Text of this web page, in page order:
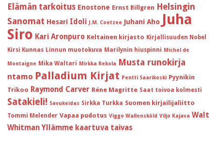
Elämän tarkoitus Enostone Ernst Billgren Helsingin
Sanomat Hesari Idoli J.M. Coetzee Juhani Aho Juha
Siro Kari Aronpuro Keltainen kirjasto Kirjallisuuden Nobel
Kirsi Kunnas Linnun muotokuva Marilynin hiuspinni Michel de
Montaigne Mika Waltari Mirkka Rekola Musta runokirja
ntamo Palladium Kirjat Pentti Saarikoski Pyynikin
Trikoo Raymond Carver Réne Magritte Saat toivoa kolmesti
Satakieli! Savukeidas Sirkka Turkka Suomen kirjailijaliitto
Tommi Melender Vapaa pudotus Viggo Wallensköld Viljo Kajava Walt
Whitman Yllämme kaartuva taivas